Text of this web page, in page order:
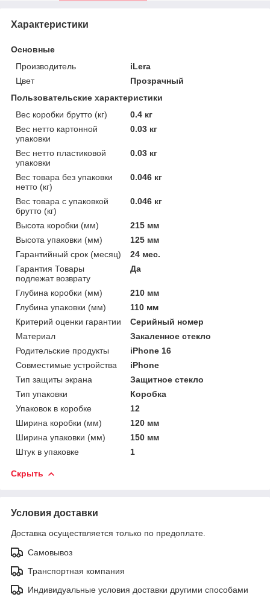
Характеристики
Основные
Производитель
iLera
Цвет
Прозрачный
Пользовательские характеристики
Вес коробки брутто (кг)
0.4 кг
Вес нетто картонной
упаковки
0.03 кг
Вес нетто пластиковой
упаковки
0.03 кг
Вес товара без упаковки
нетто (кг)
0.046 кг
Вес товара с упаковкой
брутто (кг)
0.046 кг
Высота коробки (мм)
215 мм
Высота упаковки (мм)
125 мм
Гарантийный срок (месяц)
24 мес.
Гарантия Товары
подлежат возврату
Да
Глубина коробки (мм)
210 мм
Глубина упаковки (мм)
110 мм
Критерий оценки гарантии
Серийный номер
Материал
Закаленное стекло
Родительские продукты
iPhone 16
Совместимые устройства
iPhone
Тип защиты экрана
Защитное стекло
Тип упаковки
Коробка
Упаковок в коробке
12
Ширина коробки (мм)
120 мм
Ширина упаковки (мм)
150 мм
Штук в упаковке
1
Скрыть
Условия доставки
Доставка осуществляется только по предоплате.
Самовывоз
Транспортная компания
Индивидуальные условия доставки другими способами